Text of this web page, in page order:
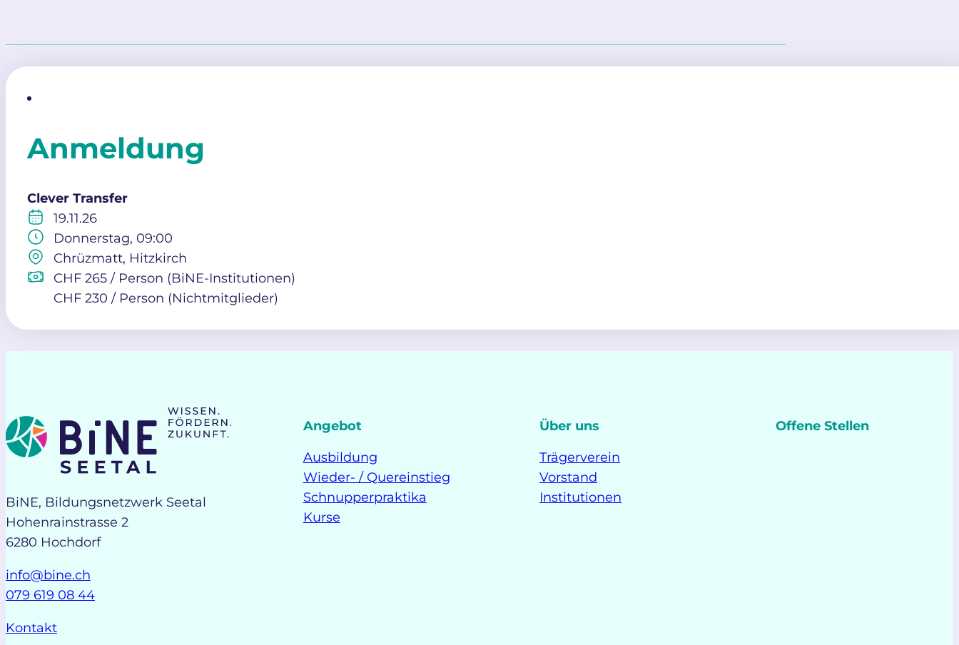
Anmeldung
Clever Transfer
19.11.26
Donnerstag, 09:00
Chrüzmatt, Hitzkirch
CHF 265 / Person (BiNE-Institutionen)
CHF 230 / Person (Nichtmitglieder)
BiNE, Bildungsnetzwerk Seetal
Hohenrainstrasse 2
6280 Hochdorf
info@bine.ch
079 619 08 44
Kontakt
Angebot
Ausbildung
Wieder- / Quereinstieg
Schnupperpraktika
Kurse
Über uns
Trägerverein
Vorstand
Institutionen
Offene Stellen